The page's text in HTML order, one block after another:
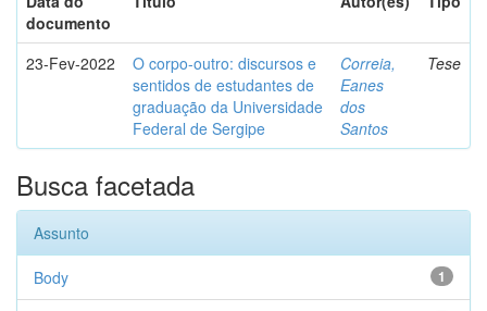
documento
23-Fev-2022
O corpo-outro: discursos e
sentidos de estudantes de
graduação da Universidade
Federal de Sergipe
Correia,
Eanes
dos
Santos
Tese
Busca facetada
Assunto
1
Body